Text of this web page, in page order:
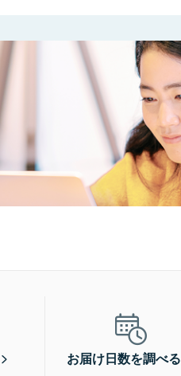
お届け日数を調べる